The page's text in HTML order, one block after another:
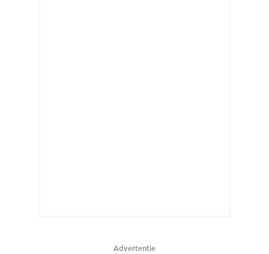
Advertentie